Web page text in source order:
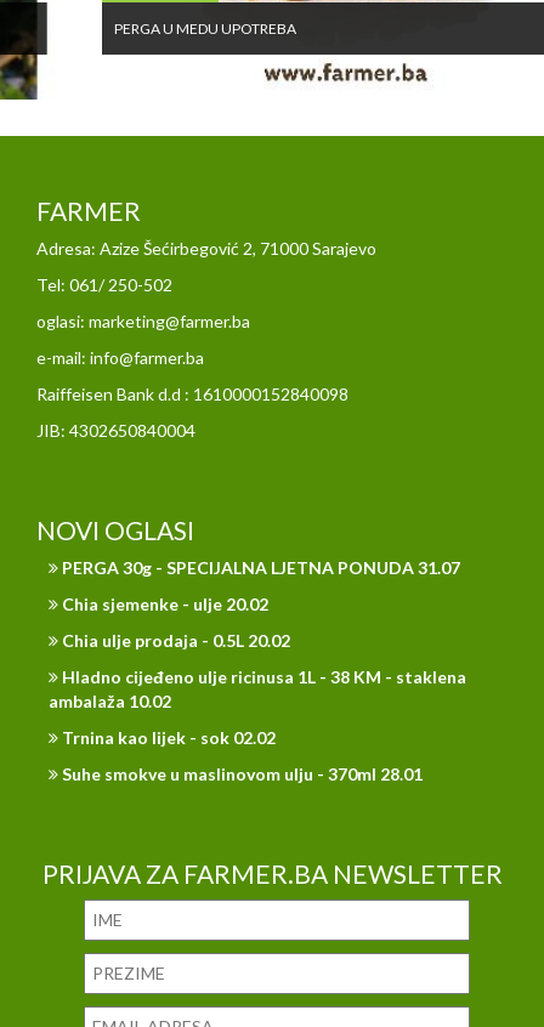
PERGA U MEDU UPOTREBA
FARMER
Adresa: Azize Šećirbegović 2, 71000 Sarajevo
Tel: 061/ 250-502
oglasi: marketing@farmer.ba
e-mail: info@farmer.ba
Raiffeisen Bank d.d : 1610000152840098
JIB: 4302650840004
NOVI OGLASI
PERGA 30g - SPECIJALNA LJETNA PONUDA 31.07
Chia sjemenke - ulje 20.02
Chia ulje prodaja - 0.5L 20.02
Hladno cijeđeno ulje ricinusa 1L - 38 KM - staklena
ambalaža 10.02
Trnina kao lijek - sok 02.02
Suhe smokve u maslinovom ulju - 370ml 28.01
PRIJAVA ZA FARMER.BA NEWSLETTER